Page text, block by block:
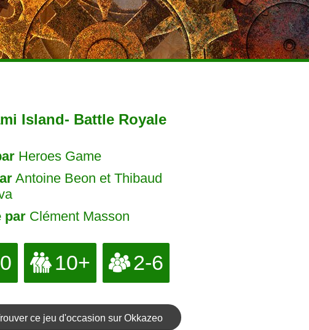
Island- Battle Royale
Heroes Game
Antoine Beon et Thibaud
par Clément Masson
10+ 2-6
ce jeu d'occasion sur Okkazeo